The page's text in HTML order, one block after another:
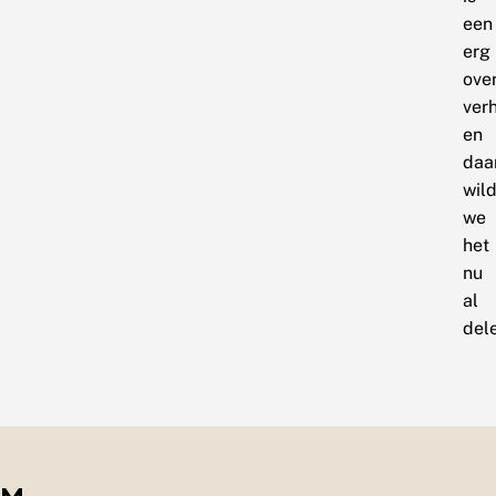
een
erg
en
we
het
nu
al